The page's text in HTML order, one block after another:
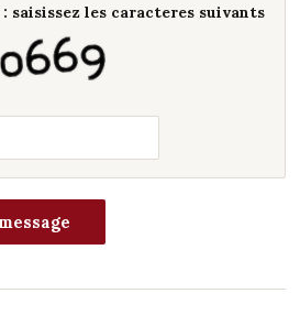
saisissez les caracteres suivants